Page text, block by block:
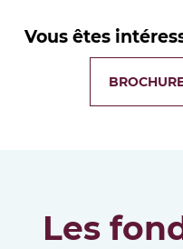
Vous êtes
Les